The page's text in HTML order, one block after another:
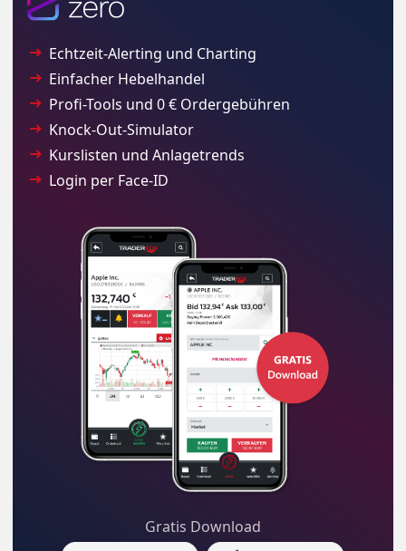
Echtzeit-Alerting und Charting
Einfacher Hebelhandel
Profi-Tools und 0 € Ordergebühren
Knock-Out-Simulator
Kurslisten und Anlagetrends
Login per Face-ID
Gratis Download